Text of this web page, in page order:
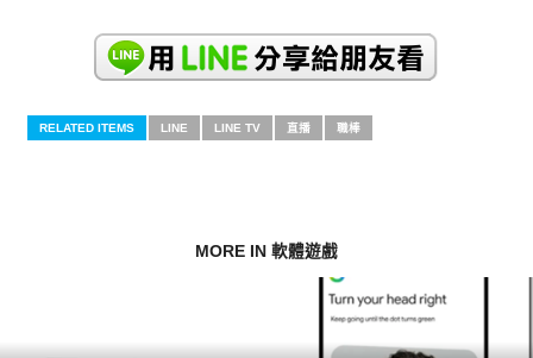
RELATED ITEMS LINE LINE TV 直播 職棒
MORE IN 軟體遊戲